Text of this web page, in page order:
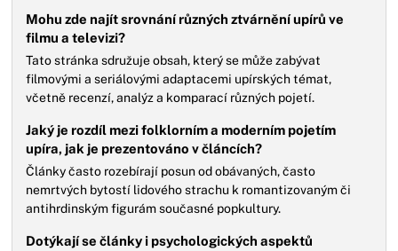
Mohu zde najít srovnání různých ztvárnění upírů ve
filmu a televizi?
Tato stránka sdružuje obsah, který se může zabývat
filmovými a seriálovými adaptacemi upírských témat,
včetně recenzí, analýz a komparací různých pojetí.
Jaký je rozdíl mezi folklorním a moderním pojetím
upíra, jak je prezentováno v článcích?
Články často rozebírají posun od obávaných, často
nemrtvých bytostí lidového strachu k romantizovaným či
antihrdinským figurám současné popkultury.
Dotýkají se články i psychologických aspektů